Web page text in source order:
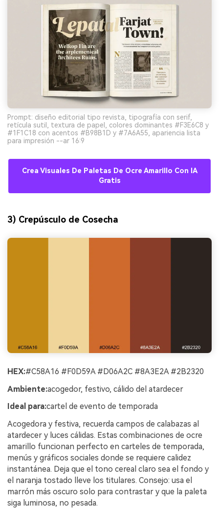
Prompt: diseño editorial tipo revista, tipografía con serif,
retícula sutil, textura de papel, colores dominantes #F3E6C8 y
#1F1C18 con acentos #B98B1D y #7A6A55, apariencia lista
para impresión --ar 16:9
Crea Visuales De Paletas De Ocre Amarillo Con IA
Gratis
3) Crepúsculo de Cosecha
HEX:#C58A16 #F0D59A #D06A2C #8A3E2A #2B2320
Ambiente:acogedor, festivo, cálido del atardecer
Ideal para:cartel de evento de temporada
Acogedora y festiva, recuerda campos de calabazas al
atardecer y luces cálidas. Estas combinaciones de ocre
amarillo funcionan perfecto en carteles de temporada,
menús y gráficos sociales donde se requiere calidez
instantánea. Deja que el tono cereal claro sea el fondo y
el naranja tostado lleve los titulares. Consejo: usa el
marrón más oscuro solo para contrastar y que la paleta
siga luminosa, no pesada.